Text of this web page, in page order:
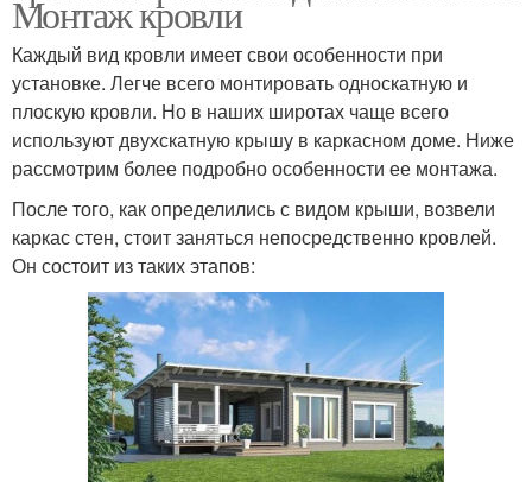
Монтаж кровли
Каждый вид кровли имеет свои особенности при
установке. Легче всего монтировать односкатную и
плоскую кровли. Но в наших широтах чаще всего
используют двухскатную крышу в каркасном доме. Ниже
рассмотрим более подробно особенности ее монтажа.
После того, как определились с видом крыши, возвели
каркас стен, стоит заняться непосредственно кровлей.
Он состоит из таких этапов: